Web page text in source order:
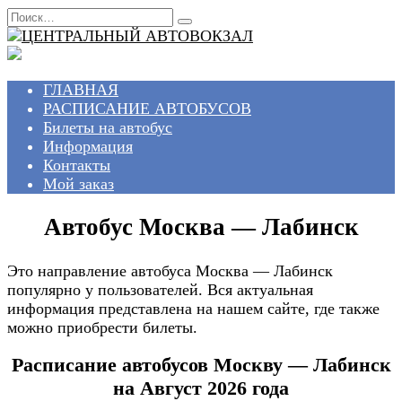
Перейти
к
содержанию
Search
for:
ГЛАВНАЯ
РАСПИСАНИЕ АВТОБУСОВ
Билеты на автобус
Информация
Контакты
Мой заказ
Автобус Москва — Лабинск
Это направление автобуса Москва — Лабинск
популярно у пользователей. Вся актуальная
информация представлена на нашем сайте, где также
можно приобрести билеты.
Расписание автобусов Москву — Лабинск
на Август 2026 года